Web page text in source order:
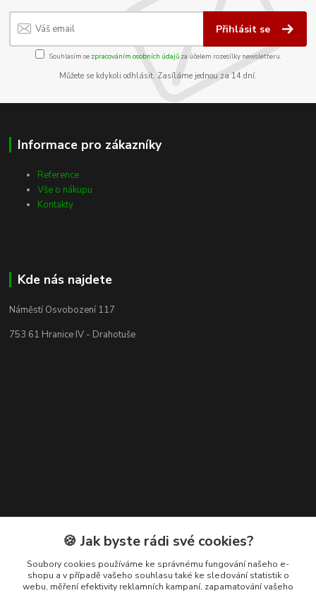
Přihlásit se
Souhlasím se zpracováním osobních údajůza účelem rozesílky newsletteru.
Můžete se kdykoli odhlásit. Zasíláme jednou za 14 dní.
Informace pro zákazníky
Reference
Vše o nákupu
Kontakty
Kde nás najdete
Náměstí Osvobození 117
753 61 Hranice IV - Drahotuše
Kontakty
+420 608 400 554
(Po-Pá, 8-15 hod.)
🍪 Jak byste rádi své cookies?
Soubory cookies používáme ke správnému fungování našeho e-
shopu a v případě vašeho souhlasu také ke sledování statistik o
webu, měření efektivity reklamních kampaní, zapamatování vašeho